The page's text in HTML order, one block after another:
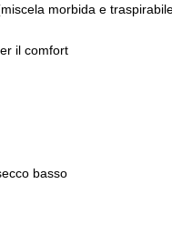
morbida e
il comfort
basso